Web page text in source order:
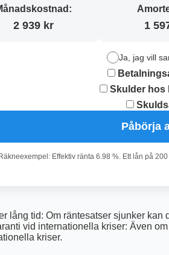
2 939 kr 1
Ja, jag vill
Skulder hos
Påbörja
Räkneexempel: Effektiv ränta 6.98 %. Ett lån på
lång tid: Om räntesatser sjunker kan
vid internationella kriser: Även
kriser.